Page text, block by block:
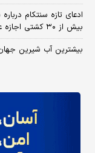
ادعای تازه سنتکام
بیش از ۳۰ کشتی اجازه عبور گرفتند
بیشترین آب شیرین